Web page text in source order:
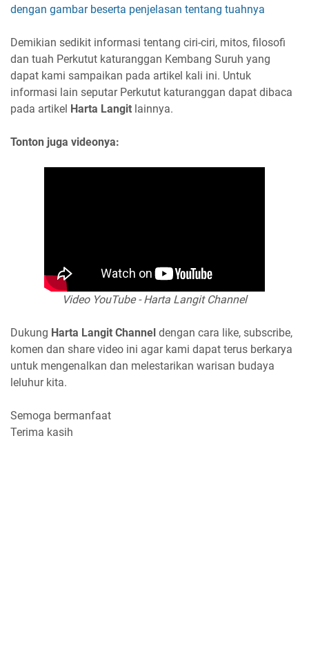
dengan gambar beserta penjelasan tentang tuahnya
Demikian sedikit informasi tentang ciri-ciri, mitos, filosofi
dan tuah Perkutut katuranggan Kembang Suruh yang
dapat kami sampaikan pada artikel kali ini. Untuk
informasi lain seputar Perkutut katuranggan dapat dibaca
pada artikel Harta Langit lainnya.
Tonton juga videonya:
Video YouTube - Harta Langit Channel
Dukung Harta Langit Channel dengan cara like, subscribe,
komen dan share video ini agar kami dapat terus berkarya
untuk mengenalkan dan melestarikan warisan budaya
leluhur kita.
Semoga bermanfaat
Terima kasih